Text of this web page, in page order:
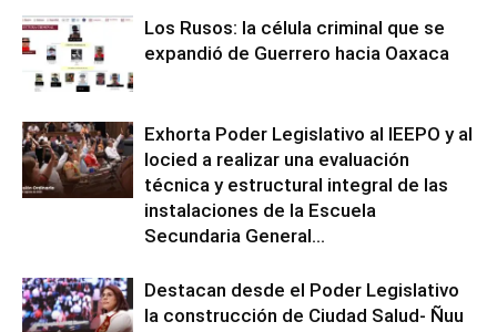
Los Rusos: la célula criminal que se
expandió de Guerrero hacia Oaxaca
Exhorta Poder Legislativo al IEEPO y al
Iocied a realizar una evaluación
técnica y estructural integral de las
instalaciones de la Escuela
Secundaria General...
Destacan desde el Poder Legislativo
la construcción de Ciudad Salud- Ñuu